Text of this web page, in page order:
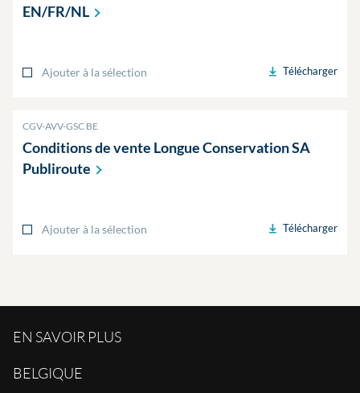
EN/FR/NL
Ajouter à la sélection Télécharger
CGV-AVV-GSC BE
Conditions de vente Longue Conservation SA
Publiroute
Ajouter à la sélection Télécharger
EN SAVOIR PLUS
BELGIQUE